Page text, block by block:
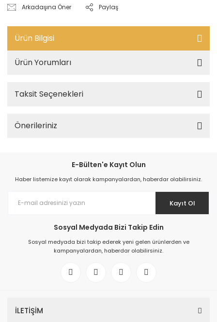
Arkadaşına Öner Paylaş
Ürün Bilgisi
Ürün Yorumları
Taksit Seçenekleri
Önerileriniz
E-Bülten'e Kayıt Olun
Haber listemize kayıt olarak kampanyalardan, haberdar olabilirsiniz.
Kayıt Ol
Sosyal Medyada Bizi Takip Edin
Sosyal medyada bizi takip ederek yeni gelen ürünlerden ve
kampanyalardan, haberdar olabilirsiniz.
İLETİŞİM